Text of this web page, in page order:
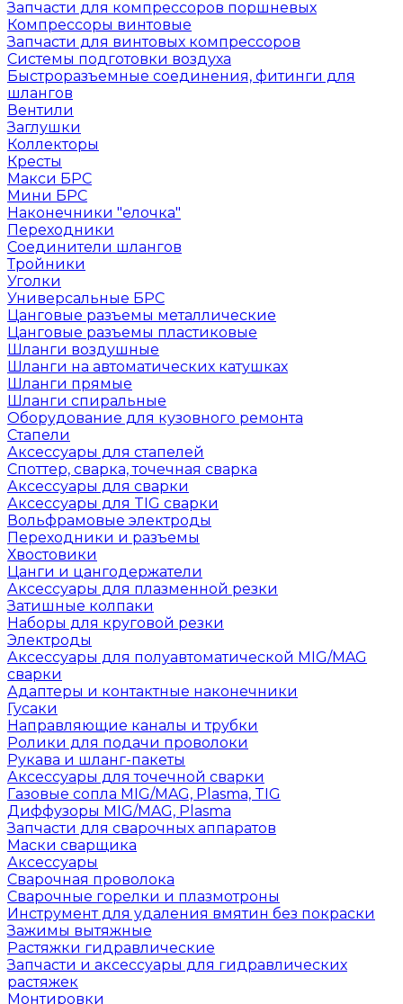
Запчасти для компрессоров поршневых
Компрессоры винтовые
Запчасти для винтовых компрессоров
Системы подготовки воздуха
Быстроразъемные соединения, фитинги для
шлангов
Вентили
Заглушки
Коллекторы
Кресты
Макси БРС
Мини БРС
Наконечники "елочка"
Переходники
Соединители шлангов
Тройники
Уголки
Универсальные БРС
Цанговые разъемы металлические
Цанговые разъемы пластиковые
Шланги воздушные
Шланги на автоматических катушках
Шланги прямые
Шланги спиральные
Оборудование для кузовного ремонта
Стапели
Аксессуары для стапелей
Споттер, сварка, точечная сварка
Аксессуары для сварки
Аксессуары для TIG сварки
Вольфрамовые электроды
Переходники и разъемы
Хвостовики
Цанги и цангодержатели
Аксессуары для плазменной резки
Затишные колпаки
Наборы для круговой резки
Электроды
Аксессуары для полуавтоматической MIG/MAG
сварки
Адаптеры и контактные наконечники
Гусаки
Направляющие каналы и трубки
Ролики для подачи проволоки
Рукава и шланг-пакеты
Аксессуары для точечной сварки
Газовые сопла MIG/MAG, Plasma, TIG
Диффузоры MIG/MAG, Plasma
Запчасти для сварочных аппаратов
Маски сварщика
Аксессуары
Сварочная проволока
Сварочные горелки и плазмотроны
Инструмент для удаления вмятин без покраски
Зажимы вытяжные
Растяжки гидравлические
Запчасти и аксессуары для гидравлических
растяжек
Монтировки